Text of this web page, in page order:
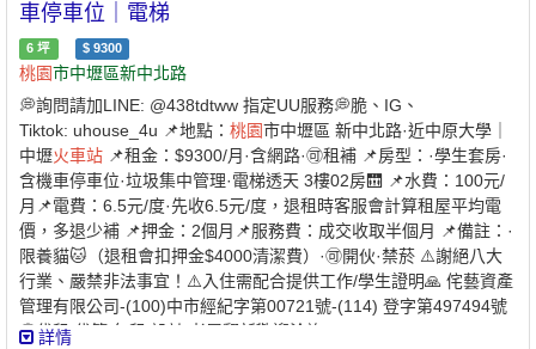
年滿 18 歲以上之中華民國國民2. 家庭成員定義：本人 + 配偶 + 戶
籍內直系親屬✅家庭年所得及財產限額 ￭ 家庭年所得低於 110萬元
以下 ￭ 每人每月平均所得低於 54,303 元以下 ￭ 申請自建、自購住
宅貸款利息補貼者動產限額：333 萬元以下 ￭ 不動產限額：560 萬
元✅無自有住宅（房屋） ￭ 申請人及家庭成員在臺北市、新北市、
基隆市及桃園市均無自有住宅✅於本市無承租本市公營住宅或社會
住宅✅且未同時享有政府租金補貼 -⭐️ 兆基屋管 x 凱基銀行 ⭐️業界首
例跨業合作 繳房租可刷卡自動扣繳 -方便、安全的支付方式-
* 每個月房租可以自動扣繳，不怕又忘記* 利用刷卡繳納房租，快速
建立個人信用* 妥善的靈活運用現金，培養記帳好習慣 - 創造公平的
租屋環境 企業社會責任、實現居住正義提供安全安心的租屋居住環
境 代租、代管、裝潢修繕、包租 本公司專職租屋管理非一般房仲租
屋找專業是房東房客最大保障歡迎提供需求為您配對優質物件【經
紀業／租賃住宅服務業】【兆基屋管股份有限公司基隆分公司】📌
車停車位｜電梯
6 坪 $ 9300
桃園市中壢區新中北路
💭詢問請加LINE: @438tdtww 指定UU服務💭脆、IG、
Tiktok: uhouse_4u 📌地點： 桃園市中壢區 新中北路·近中原大學｜
中壢火車站 📌租金：$9300/月·含網路·🉑租補 📌房型：·學生套房·
含機車停車位·垃圾集中管理·電梯透天 3樓02房🛗 📌水費：100元/
月📌電費：6.5元/度·先收6.5元/度，退租時客服會計算租屋平均電
價，多退少補 📌押金：2個月📌服務費：成交收取半個月 📌備註：·
限養貓🐱（退租會扣押金$4000清潔費）·🉑開伙·禁菸 ⚠️謝絕八大
行業、嚴禁非法事宜！⚠️入住需配合提供工作/學生證明🙏 侘藝資產
管理有限公司-(100)中市經紀字第00721號-(114) 登字第497494號
💭代租/代管/包租/設計/老屋翻新歡迎洽詢☎️：03-2713072#700
詳情